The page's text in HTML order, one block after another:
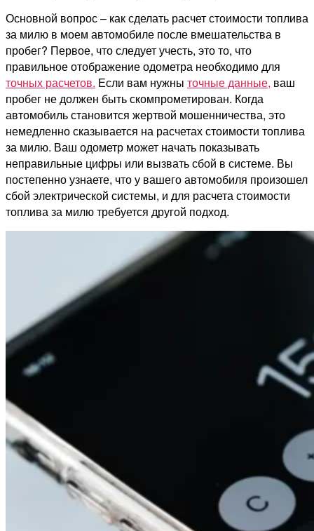
Основной вопрос – как сделать расчет стоимости топлива
за милю в моем автомобиле после вмешательства в
пробег? Первое, что следует учесть, это то, что
правильное отображение одометра необходимо для
точных расчетов. Если вам нужны точные данные, ваш
пробег не должен быть скомпрометирован. Когда
автомобиль становится жертвой мошенничества, это
немедленно сказывается на расчетах стоимости топлива
за милю. Ваш одометр может начать показывать
неправильные цифры или вызвать сбой в системе. Вы
постепенно узнаете, что у вашего автомобиля произошел
сбой электрической системы, и для расчета стоимости
топлива за милю требуется другой подход.